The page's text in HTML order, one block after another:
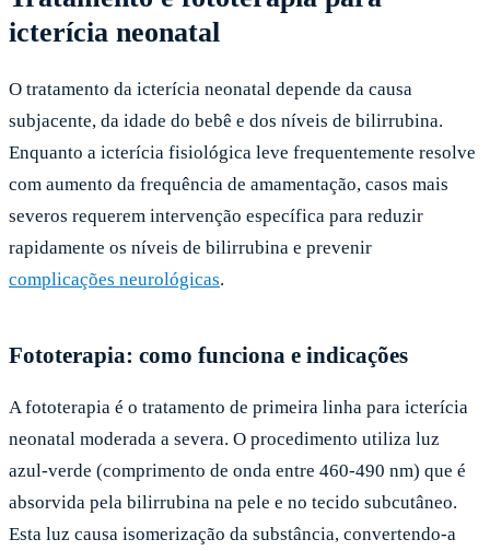
icterícia neonatal
O tratamento da icterícia neonatal depende da causa
subjacente, da idade do bebê e dos níveis de bilirrubina.
Enquanto a icterícia fisiológica leve frequentemente resolve
com aumento da frequência de amamentação, casos mais
severos requerem intervenção específica para reduzir
rapidamente os níveis de bilirrubina e prevenir
complicações neurológicas.
Fototerapia: como funciona e indicações
A fototerapia é o tratamento de primeira linha para icterícia
neonatal moderada a severa. O procedimento utiliza luz
azul-verde (comprimento de onda entre 460-490 nm) que é
absorvida pela bilirrubina na pele e no tecido subcutâneo.
Esta luz causa isomerização da substância, convertendo-a